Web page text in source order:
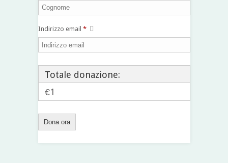
Indirizzo email *
Totale donazione:
€1